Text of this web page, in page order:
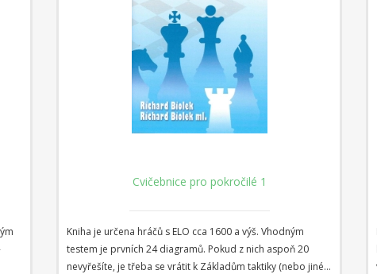
Cvičebnice pro pokročilé 2
Kniha je určena hráčům, kteří již základní kombinace řeší
bez problémů a mají ambice zdokonalit se v propočtu
variant (ELO cca 1600 a výš). Prvních dvacet příkladů je